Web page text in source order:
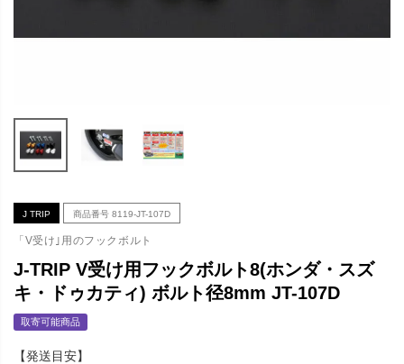
J TRIP 商品番号 8119-JT-107D
「V受け｣用のフックボルト
J-TRIP V受け用フックボルト8(ホンダ・スズ
キ・ドゥカティ) ボルト径8mm JT-107D
取寄可能商品
【発送目安】